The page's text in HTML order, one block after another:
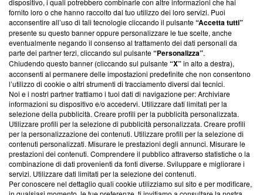
ancora membro del programma, ma ha richiesto di farne
parte; Trust Project non ha ancora effettuato una verifica di
conformità agli standard.
Su di noi
Team editoriale
Corporate
Redazione
Informativa Privacy
Cookie Policy
Blasting SA, IDI CHE-247.845.224, Via Carlo Frasca, 3 - 6900
Lugano (Svizzera) Tel:+39 0690258937
dispositivo, i quali potrebbero combinarle con altre informazioni che hai
fornito loro o che hanno raccolto dal tuo utilizzo dei loro servizi. Puoi
acconsentire all’uso di tali tecnologie cliccando il pulsante“Accetta tutti”
presente su questo banner oppure personalizzare le tue scelte, anche
eventualmente negando il consenso al trattamento dei dati personali da
parte dei partner terzi, cliccando sul pulsante“Personalizza”.
Chiudendo questo banner (cliccando sul pulsante“X”in alto a destra),
acconsenti al permanere delle impostazioni predefinite che non consentono
l’utilizzo di cookie o altri strumenti di tracciamento diversi dai tecnici.
Noi e i nostri partner trattiamo i tuoi dati di navigazione per: Archiviare
informazioni su dispositivo e/o accedervi. Utilizzare dati limitati per la
selezione della pubblicità. Creare profili per la pubblicità personalizzata.
Utilizzare profili per la selezione di pubblicità personalizzata. Creare profili
per la personalizzazione dei contenuti. Utilizzare profili per la selezione di
contenuti personalizzati. Misurare le prestazioni degli annunci. Misurare le
prestazioni dei contenuti. Comprendere il pubblico attraverso statistiche o la
combinazione di dati provenienti da fonti diverse. Sviluppare e migliorare i
servizi. Utilizzare dati limitati per la selezione dei contenuti.
Per conoscere nel dettaglio quali cookie utilizziamo sul sito e per modificare,